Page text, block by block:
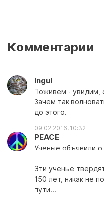
Комментарии
Ingul
Поживем - увидим,
Зачем так
до этого.
09.02.2016, 10:32
PEACE
Ученые объявили
Эти ученые
150 лет, никак не
пути...